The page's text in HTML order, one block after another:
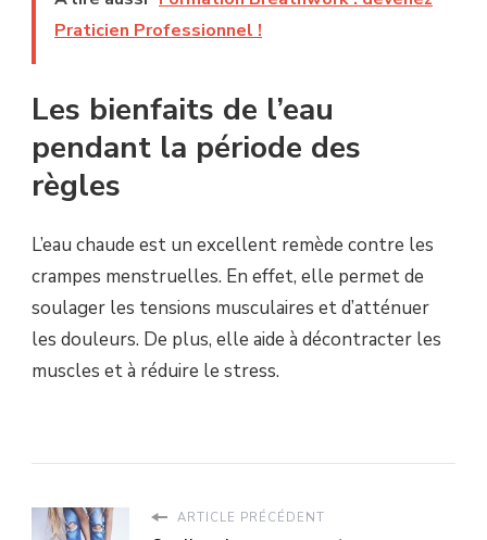
Praticien Professionnel !
Les bienfaits de l’eau
pendant la période des
règles
L’eau chaude est un excellent remède contre les
crampes menstruelles. En effet, elle permet de
soulager les tensions musculaires et d’atténuer
les douleurs. De plus, elle aide à décontracter les
muscles et à réduire le stress.
ARTICLE PRÉCÉDENT